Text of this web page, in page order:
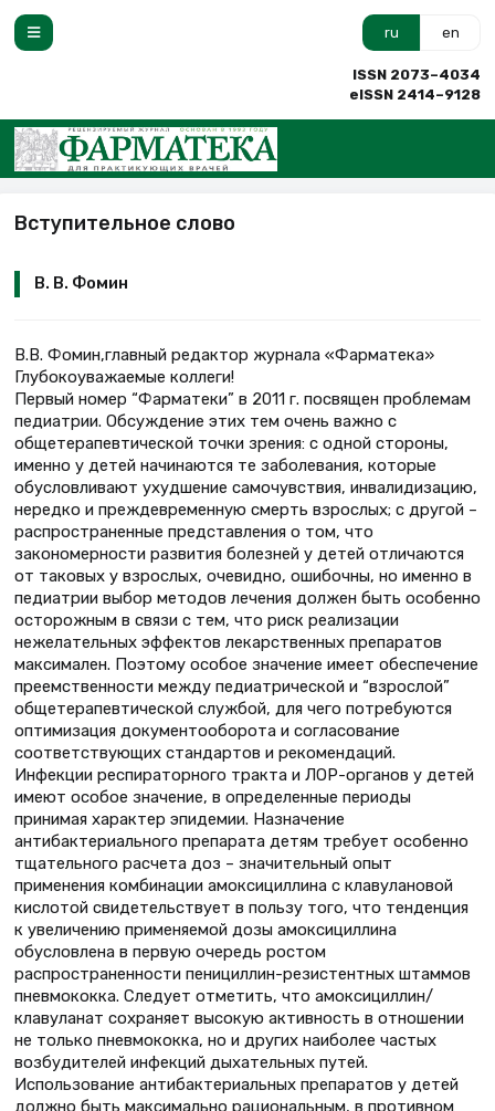
ru en
ISSN 2073–4034
eISSN 2414–9128
Вступительное слово
В. В. Фомин
В.В. Фомин,главный редактор журнала «Фарматека»
Глубокоуважаемые коллеги!
Первый номер “Фарматеки” в 2011 г. посвящен проблемам
педиатрии. Обсуждение этих тем очень важно с
общетерапевтической точки зрения: с одной стороны,
именно у детей начинаются те заболевания, которые
обусловливают ухудшение самочувствия, инвалидизацию,
нередко и преждевременную смерть взрослых; с другой –
распространенные представления о том, что
закономерности развития болезней у детей отличаются
от таковых у взрослых, очевидно, ошибочны, но именно в
педиатрии выбор методов лечения должен быть особенно
осторожным в связи с тем, что риск реализации
нежелательных эффектов лекарственных препаратов
максимален. Поэтому особое значение имеет обеспечение
преемственности между педиатрической и “взрослой”
общетерапевтической службой, для чего потребуются
оптимизация документооборота и согласование
соответствующих стандартов и рекомендаций.
Инфекции респираторного тракта и ЛОР-органов у детей
имеют особое значение, в определенные периоды
принимая характер эпидемии. Назначение
антибактериального препарата детям требует особенно
тщательного расчета доз – значительный опыт
применения комбинации амоксициллина с клавулановой
кислотой свидетельствует в пользу того, что тенденция
к увеличению применяемой дозы амоксициллина
обусловлена в первую очередь ростом
распространенности пенициллин-резистентных штаммов
пневмококка. Следует отметить, что амоксициллин/
клавуланат сохраняет высокую активность в отношении
не только пневмококка, но и других наиболее частых
возбудителей инфекций дыхательных путей.
Использование антибактериальных препаратов у детей